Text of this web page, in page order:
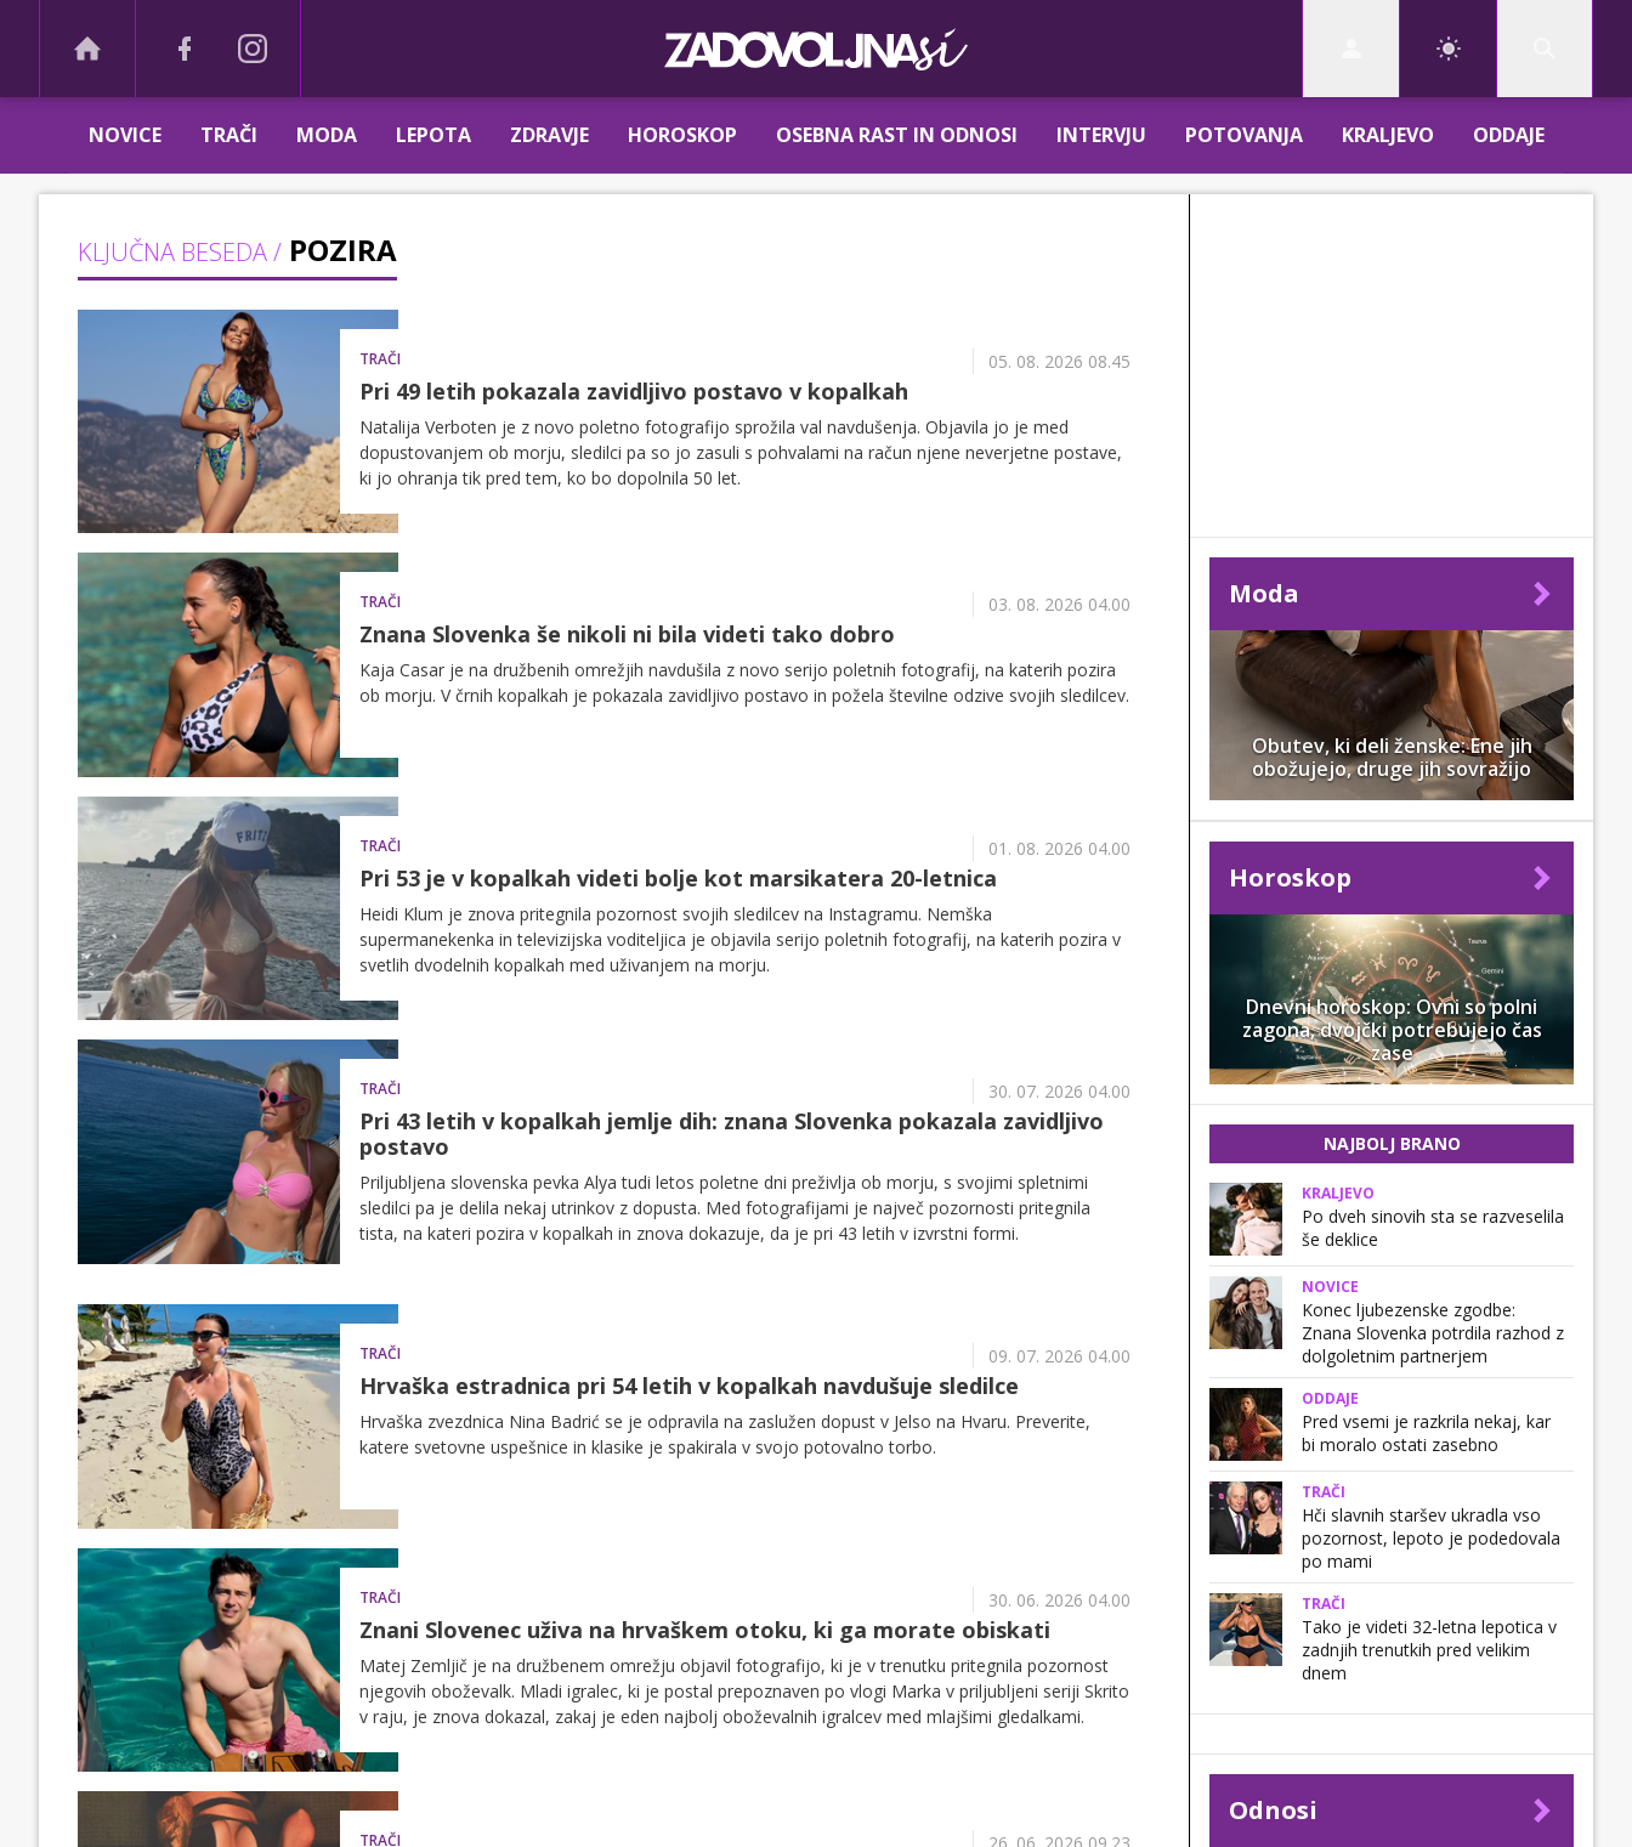
NOVICE TRAČI MODA LEPOTA ZDRAVJE HOROSKOP OSEBNA RAST IN ODNOSI INTERVJU POTOVANJA KRALJEVO ODDAJE
KLJUČNA BESEDA / POZIRA
TRAČI 05. 08. 2026 08.45
Pri 49 letih pokazala zavidljivo postavo v kopalkah
Natalija Verboten je z novo poletno fotografijo sprožila val navdušenja. Objavila jo je med
dopustovanjem ob morju, sledilci pa so jo zasuli s pohvalami na račun njene neverjetne postave,
ki jo ohranja tik pred tem, ko bo dopolnila 50 let.
TRAČI 03. 08. 2026 04.00
Znana Slovenka še nikoli ni bila videti tako dobro
Kaja Casar je na družbenih omrežjih navdušila z novo serijo poletnih fotografij, na katerih pozira
ob morju. V črnih kopalkah je pokazala zavidljivo postavo in požela številne odzive svojih sledilcev.
TRAČI 01. 08. 2026 04.00
Pri 53 je v kopalkah videti bolje kot marsikatera 20-letnica
Heidi Klum je znova pritegnila pozornost svojih sledilcev na Instagramu. Nemška
supermanekenka in televizijska voditeljica je objavila serijo poletnih fotografij, na katerih pozira v
svetlih dvodelnih kopalkah med uživanjem na morju.
TRAČI 30. 07. 2026 04.00
Pri 43 letih v kopalkah jemlje dih: znana Slovenka pokazala zavidljivo
postavo
Priljubljena slovenska pevka Alya tudi letos poletne dni preživlja ob morju, s svojimi spletnimi
sledilci pa je delila nekaj utrinkov z dopusta. Med fotografijami je največ pozornosti pritegnila
tista, na kateri pozira v kopalkah in znova dokazuje, da je pri 43 letih v izvrstni formi.
TRAČI 09. 07. 2026 04.00
Hrvaška estradnica pri 54 letih v kopalkah navdušuje sledilce
Hrvaška zvezdnica Nina Badrić se je odpravila na zaslužen dopust v Jelso na Hvaru. Preverite,
katere svetovne uspešnice in klasike je spakirala v svojo potovalno torbo.
TRAČI 30. 06. 2026 04.00
Znani Slovenec uživa na hrvaškem otoku, ki ga morate obiskati
Matej Zemljič je na družbenem omrežju objavil fotografijo, ki je v trenutku pritegnila pozornost
njegovih oboževalk. Mladi igralec, ki je postal prepoznaven po vlogi Marka v priljubljeni seriji Skrito
v raju, je znova dokazal, zakaj je eden najbolj oboževalnih igralcev med mlajšimi gledalkami.
TRAČI
Moda
Obutev, ki deli ženske: Ene jih
obožujejo, druge jih sovražijo
Horoskop
Dnevni horoskop: Ovni so polni
zagona, dvojčki potrebujejo čas
zase
NAJBOLJ BRANO
KRALJEVO
Po dveh sinovih sta se razveselila
še deklice
NOVICE
Konec ljubezenske zgodbe:
Znana Slovenka potrdila razhod z
dolgoletnim partnerjem
ODDAJE
Pred vsemi je razkrila nekaj, kar
bi moralo ostati zasebno
TRAČI
Hči slavnih staršev ukradla vso
pozornost, lepoto je podedovala
po mami
TRAČI
Tako je videti 32-letna lepotica v
zadnjih trenutkih pred velikim
dnem
Odnosi